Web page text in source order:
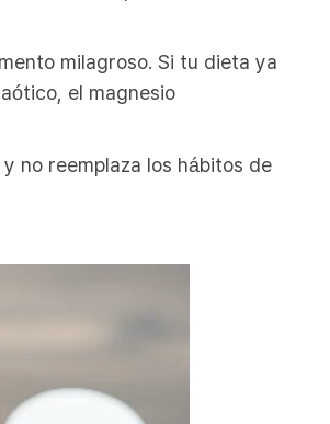
milagroso. Si tu dieta ya
el magnesio
no reemplaza los hábitos de